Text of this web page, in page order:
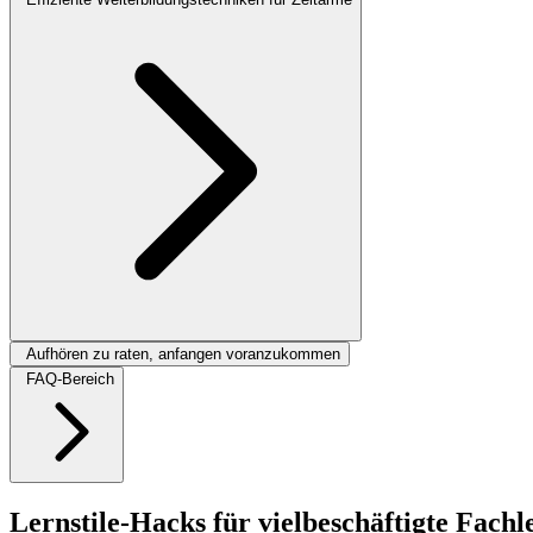
Aufhören zu raten, anfangen voranzukommen
FAQ-Bereich
Lernstile-Hacks für vielbeschäftigte